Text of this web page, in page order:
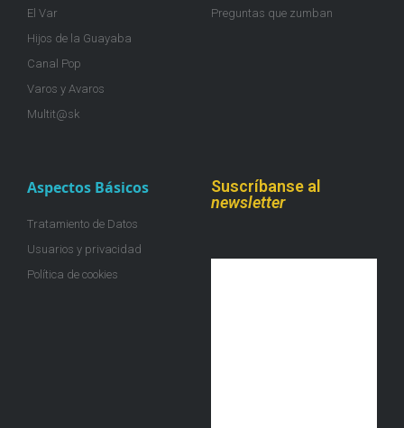
El Var
Hijos de la Guayaba
Canal Pop
Varos y Avaros
Multit@sk
Preguntas que zumban
Aspectos Básicos
Tratamiento de Datos
Usuarios y privacidad
Política de cookies
Suscríbanse al
newsletter